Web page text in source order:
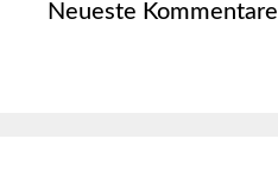
Neueste Kommentare